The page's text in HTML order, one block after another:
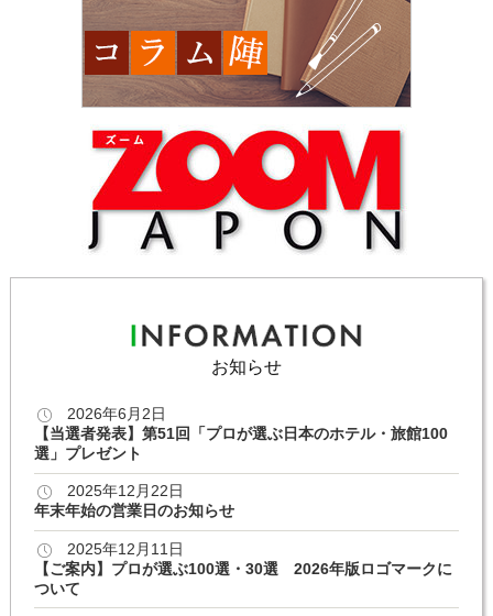
お知らせ
2026年6月2日
【当選者発表】第51回「プロが選ぶ日本のホテル・旅館100
選」プレゼント
2025年12月22日
年末年始の営業日のお知らせ
2025年12月11日
【ご案内】プロが選ぶ100選・30選 2026年版ロゴマークに
ついて